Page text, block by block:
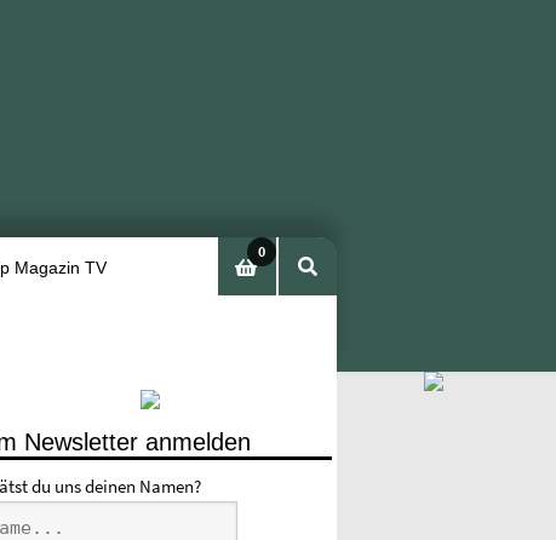
Magazin TV
0
Arti
Newsletter anmelden
du uns deinen Namen?